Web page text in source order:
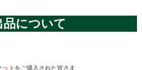
品について
ット をご購入された皆さま